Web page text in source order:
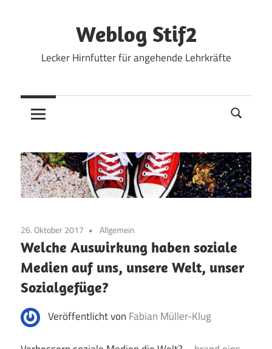
Weblog Stif2
Lecker Hirnfutter für angehende Lehrkräfte
26. Oktober 2017 Allgemein
Welche Auswirkung haben soziale
Medien auf uns, unsere Welt, unser
Sozialgefüge?
Veröffentlicht von Fabian Müller-Klug